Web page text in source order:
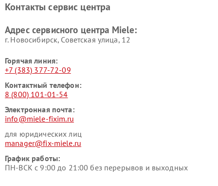
Miele
Miele
пылесосов Miele
Контакты сервис центра
Адрес сервисного центра Miele:
г. Новосибирск, Советская улица, 12
Горячая линия:
+7 (383) 377-72-09
Контактный телефон:
8 (800) 101-01-54
Электронная почта:
info@miele-fixim.ru
для юридических лиц
manager@fix-miele.ru
График работы:
ПН-ВСК с 9:00 до 21:00 без перерывов и выходных